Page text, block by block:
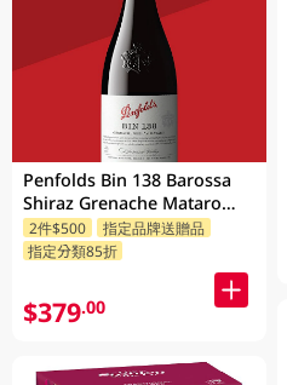
Penfolds Bin 138 Barossa
Shiraz Grenache Mataro
750ML
2件$500
指定品牌送贈品
指定分類85折
$379.00